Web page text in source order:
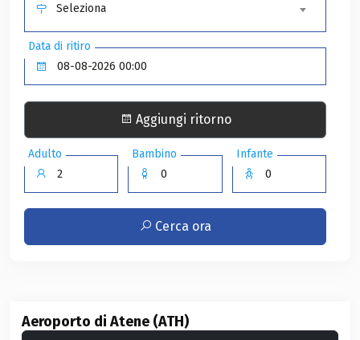
Seleziona
Data di ritiro
Aggiungi ritorno
Adulto Bambino Infante
Cerca ora
Aeroporto di Atene (ATH)